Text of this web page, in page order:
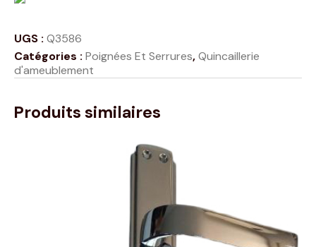
UGS : Q3586
Catégories : Poignées Et Serrures,Quincaillerie
d'ameublement
Produits similaires